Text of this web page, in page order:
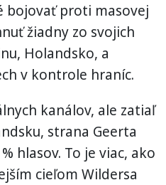
bojovať proti masovej
žiadny zo svojich
Holandsko, a
v kontrole hraníc.
kanálov, ale zatiaľ
strana Geerta
hlasov. To je viac, ako
cieľom Wildersa